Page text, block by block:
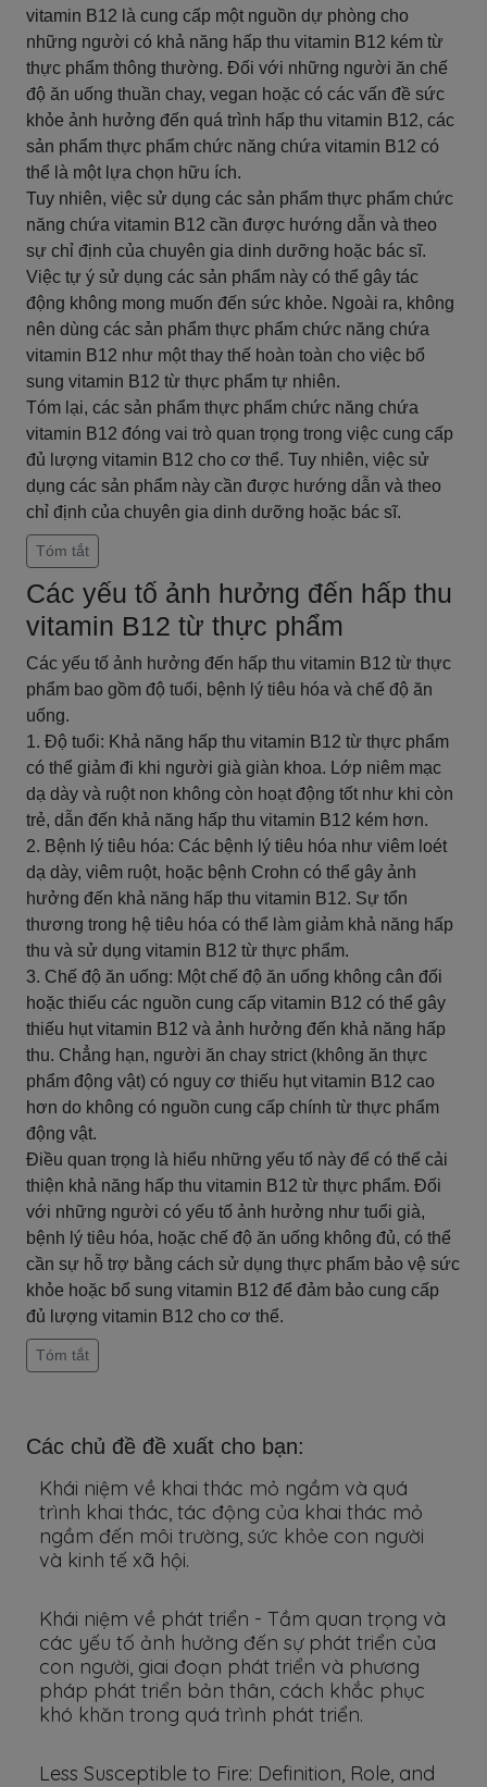
vitamin B12 là cung cấp một nguồn dự phòng cho
những người có khả năng hấp thu vitamin B12 kém từ
thực phẩm thông thường. Đối với những người ăn chế
độ ăn uống thuần chay, vegan hoặc có các vấn đề sức
khỏe ảnh hưởng đến quá trình hấp thu vitamin B12, các
sản phẩm thực phẩm chức năng chứa vitamin B12 có
thể là một lựa chọn hữu ích.
Tuy nhiên, việc sử dụng các sản phẩm thực phẩm chức
năng chứa vitamin B12 cần được hướng dẫn và theo
sự chỉ định của chuyên gia dinh dưỡng hoặc bác sĩ.
Việc tự ý sử dụng các sản phẩm này có thể gây tác
động không mong muốn đến sức khỏe. Ngoài ra, không
nên dùng các sản phẩm thực phẩm chức năng chứa
vitamin B12 như một thay thế hoàn toàn cho việc bổ
sung vitamin B12 từ thực phẩm tự nhiên.
Tóm lại, các sản phẩm thực phẩm chức năng chứa
vitamin B12 đóng vai trò quan trọng trong việc cung cấp
đủ lượng vitamin B12 cho cơ thể. Tuy nhiên, việc sử
dụng các sản phẩm này cần được hướng dẫn và theo
chỉ định của chuyên gia dinh dưỡng hoặc bác sĩ.
Tóm tắt
Các yếu tố ảnh hưởng đến hấp thu
vitamin B12 từ thực phẩm
Các yếu tố ảnh hưởng đến hấp thu vitamin B12 từ thực
phẩm bao gồm độ tuổi, bệnh lý tiêu hóa và chế độ ăn
uống.
1. Độ tuổi: Khả năng hấp thu vitamin B12 từ thực phẩm
có thể giảm đi khi người già giàn khoa. Lớp niêm mạc
dạ dày và ruột non không còn hoạt động tốt như khi còn
trẻ, dẫn đến khả năng hấp thu vitamin B12 kém hơn.
2. Bệnh lý tiêu hóa: Các bệnh lý tiêu hóa như viêm loét
dạ dày, viêm ruột, hoặc bệnh Crohn có thể gây ảnh
hưởng đến khả năng hấp thu vitamin B12. Sự tổn
thương trong hệ tiêu hóa có thể làm giảm khả năng hấp
thu và sử dụng vitamin B12 từ thực phẩm.
3. Chế độ ăn uống: Một chế độ ăn uống không cân đối
hoặc thiếu các nguồn cung cấp vitamin B12 có thể gây
thiếu hụt vitamin B12 và ảnh hưởng đến khả năng hấp
thu. Chẳng hạn, người ăn chay strict (không ăn thực
phẩm động vật) có nguy cơ thiếu hụt vitamin B12 cao
hơn do không có nguồn cung cấp chính từ thực phẩm
động vật.
Điều quan trọng là hiểu những yếu tố này để có thể cải
thiện khả năng hấp thu vitamin B12 từ thực phẩm. Đối
với những người có yếu tố ảnh hưởng như tuổi già,
bệnh lý tiêu hóa, hoặc chế độ ăn uống không đủ, có thể
cần sự hỗ trợ bằng cách sử dụng thực phẩm bảo vệ sức
khỏe hoặc bổ sung vitamin B12 để đảm bảo cung cấp
đủ lượng vitamin B12 cho cơ thể.
Tóm tắt
Các chủ đề đề xuất cho bạn:
Khái niệm về khai thác mỏ ngầm và quá
trình khai thác, tác động của khai thác mỏ
ngầm đến môi trường, sức khỏe con người
và kinh tế xã hội.
Khái niệm về phát triển - Tầm quan trọng và
các yếu tố ảnh hưởng đến sự phát triển của
con người, giai đoạn phát triển và phương
pháp phát triển bản thân, cách khắc phục
khó khăn trong quá trình phát triển.
Less Susceptible to Fire: Definition, Role, and